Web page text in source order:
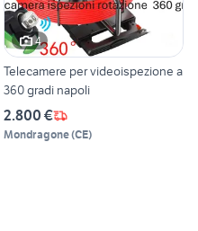
4
Telecamere per videoispezione a
360 gradi napoli
2.800 €
Mondragone(CE)